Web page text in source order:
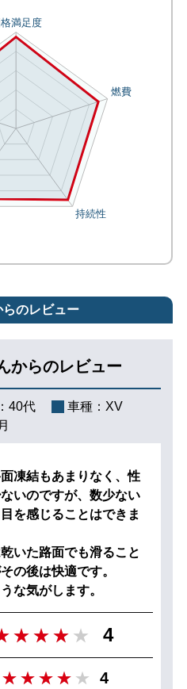
のレビュー
からのレビュー
40代 車種： XV
凍結もあまりなく、性
いのですが、数少ない
を感じることはできま
いた路面でも滑ること
の後は快適です。
な気がします。
4
4